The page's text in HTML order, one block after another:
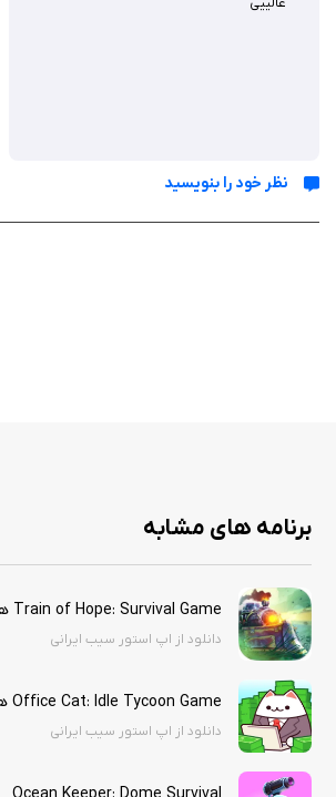
امکان انجام فعالیت‌های روزمره مانند خرید، آشپزی
تجربه‌ای لذت‌بخش و آرام برای آیفون شماست. نسخه
ایرانی دانلود کنید.
ویژگی های هک:
پرداخت سکه‌ها
پرداخت کوپن‌های استخدام
ویژگی های بازی
عالییی
نظر خود را بنویسید
برنامه های مشابه
Train of Hope: Survival Game هک شده
دانلود از اپ استور سیب ایرانی
Office Cat: Idle Tycoon Game هک شده
دانلود از اپ استور سیب ایرانی